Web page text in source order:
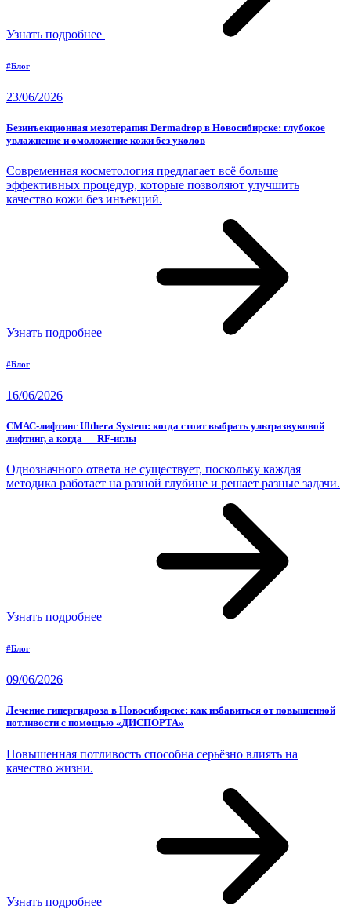
Узнать подробнее
#Блог
23/06/2026
Безинъекционная мезотерапия Dermadrop в Новосибирске: глубокое
увлажнение и омоложение кожи без уколов
Современная косметология предлагает всё больше
эффективных процедур, которые позволяют улучшить
качество кожи без инъекций.
Узнать подробнее
#Блог
16/06/2026
СМАС-лифтинг Ulthera System: когда стоит выбрать ультразвуковой
лифтинг, а когда — RF-иглы
Однозначного ответа не существует, поскольку каждая
методика работает на разной глубине и решает разные задачи.
Узнать подробнее
#Блог
09/06/2026
Лечение гипергидроза в Новосибирске: как избавиться от повышенной
потливости с помощью «ДИСПОРТА»
Повышенная потливость способна серьёзно влиять на
качество жизни.
Узнать подробнее